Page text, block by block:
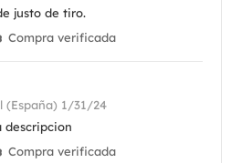
justo de tiro.
Compra verificada
(España) 1/31/24
descripcion
Compra verificada